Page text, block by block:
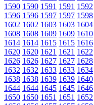
1590 1590 1591 1591 1592
1596 1596 1597 1597 1598
1602 1602 1603 1603 1604
1608 1608 1609 1609 1610
1614 1614 1615 1615 1616
1620 1620 1621 1621 1622
1626 1626 1627 1627 1628
1632 1632 1633 1633 1634
1638 1638 1639 1639 1640
1644 1644 1645 1645 1646
1650 1650 1651 1651 1652